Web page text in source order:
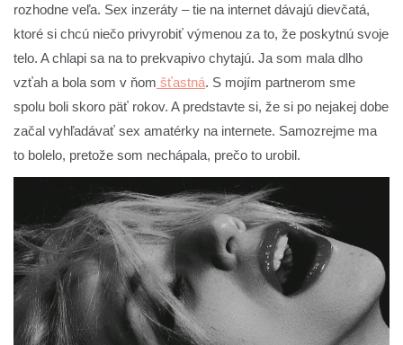
rozhodne veľa. Sex inzeráty – tie na internet dávajú dievčatá,
ktoré si chcú niečo privyrobiť výmenou za to, že poskytnú svoje
telo. A chlapi sa na to prekvapivo chytajú. Ja som mala dlho
vzťah a bola som v ňom šťastná. S mojím partnerom sme
spolu boli skoro päť rokov. A predstavte si, že si po nejakej dobe
začal vyhľadávať sex amatérky na internete. Samozrejme ma
to bolelo, pretože som nechápala, prečo to urobil.